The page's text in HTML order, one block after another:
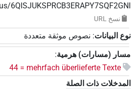
6QISJUKSPRCB3ERAPY7SQF2GNI
نسخ‏ ‏URL
نوع البيانات: نصوص موثقة متعددة
مسار (مسارات) هرمية:
44 = mehrfach überlieferte Texte
المدخلات ذات الصلة